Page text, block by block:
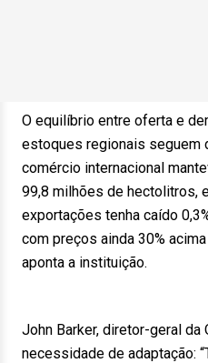
O equilíbrio entre oferta e
estoques regionais seguem
comércio internacional
99,8 milhões de hectolitros,
exportações tenha caído
com preços ainda 30%
aponta a instituição.
John Barker, diretor-geral da
necessidade de adaptação: